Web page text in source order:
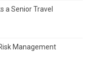
a Senior Travel
Management